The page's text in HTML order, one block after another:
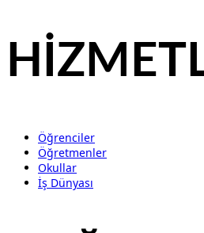
Öğrenciler
Öğretmenler
Okullar
İş Dünyası